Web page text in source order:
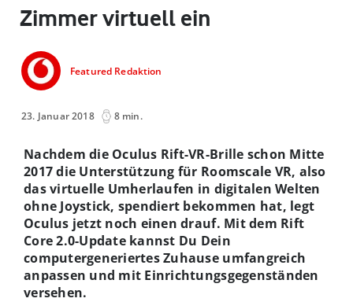
Zimmer virtuell ein
Featured Redaktion
23. Januar 2018 8 min.
Nachdem die Oculus Rift-VR-Brille schon Mitte
2017 die Unterstützung für Roomscale VR, also
das virtuelle Umherlaufen in digitalen Welten
ohne Joystick, spendiert bekommen hat, legt
Oculus jetzt noch einen drauf. Mit dem Rift
Core 2.0-Update kannst Du Dein
computergeneriertes Zuhause umfangreich
anpassen und mit Einrichtungsgegenständen
versehen.